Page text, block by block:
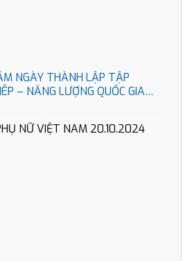
NGÀY THÀNH LẬP TẬP
– NĂNG LƯỢNG QUỐC GIA